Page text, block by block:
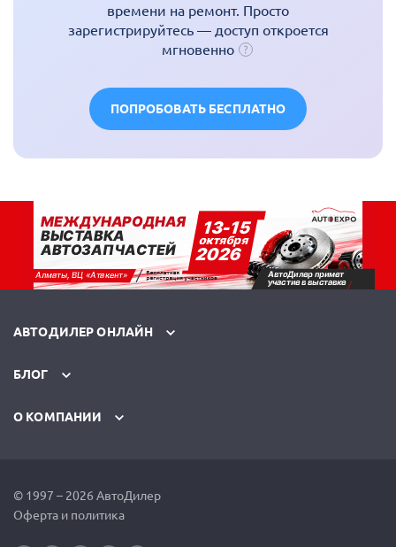
времени на ремонт. Просто
зарегистрируйтесь — доступ откроется
мгновенно
ПОПРОБОВАТЬ БЕСПЛАТНО
АВТОДИЛЕР ОНЛАЙН
БЛОГ
О КОМПАНИИ
© 1997 – 2026 АвтоДилер
Оферта и политика